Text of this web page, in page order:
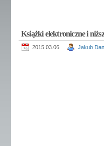
Książki elektroniczne i
2015.03.06 Jakub